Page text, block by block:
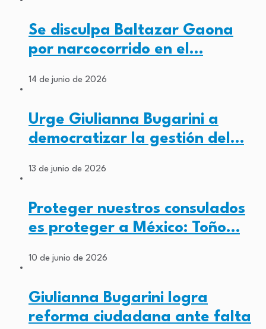
Se disculpa Baltazar Gaona
por narcocorrido en el…
14 de junio de 2026
Urge Giulianna Bugarini a
democratizar la gestión del…
13 de junio de 2026
Proteger nuestros consulados
es proteger a México: Toño…
10 de junio de 2026
Giulianna Bugarini logra
reforma ciudadana ante falta